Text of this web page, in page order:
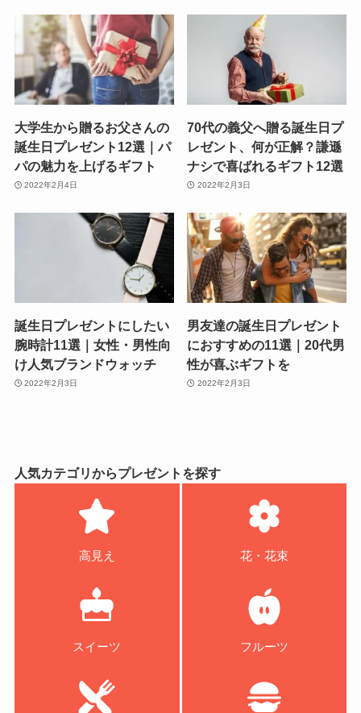
大学生から贈るお父さんの
誕生日プレゼント12選｜パ
パの魅力を上げるギフト
2022年2月4日
70代の義父へ贈る誕生日プ
レゼント、何が正解？謙遜
ナシで喜ばれるギフト12選
2022年2月3日
誕生日プレゼントにしたい
腕時計11選｜女性・男性向
け人気ブランドウォッチ
2022年2月3日
男友達の誕生日プレゼント
におすすめの11選｜20代男
性が喜ぶギフトを
2022年2月3日
人気カテゴリからプレゼントを探す
高見え 花・花束
スイーツ フルーツ